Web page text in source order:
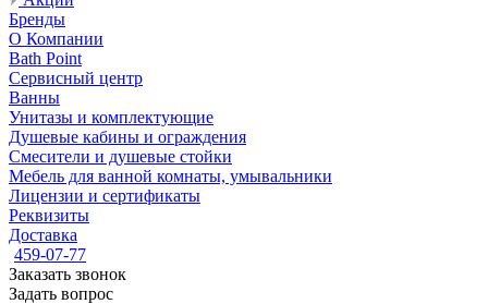
Бренды
О Компании
Bath Point
Сервисный центр
Ванны
Унитазы и комплектующие
Душевые кабины и ограждения
Смесители и душевые стойки
Мебель для ванной комнаты, умывальники
Лицензии и сертификаты
Реквизиты
Доставка
459-07-77
Заказать звонок
Задать вопрос